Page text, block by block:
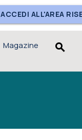
ACCEDI ALL'AREA
Magazine search